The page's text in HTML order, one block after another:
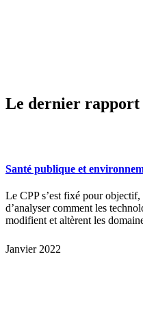
Le dernier rapport
Santé publique et
Le CPP s’est fixé pour
d’analyser comment les
modifient et altèrent les
Janvier 2022